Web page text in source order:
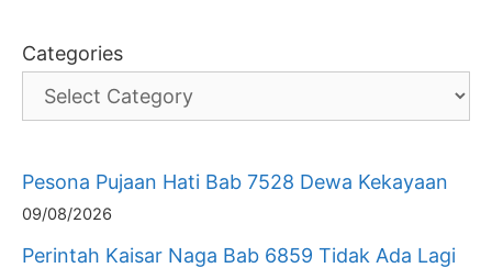
Categories
Pesona Pujaan Hati Bab 7528 Dewa Kekayaan
09/08/2026
Perintah Kaisar Naga Bab 6859 Tidak Ada Lagi